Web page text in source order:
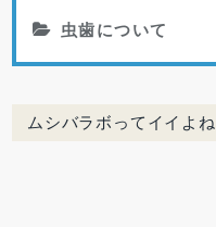
虫歯について
ムシバラボってイイよね